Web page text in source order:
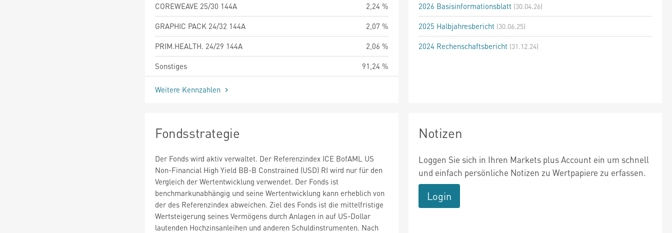
COREWEAVE 25/30 144A
2,24 %
GRAPHIC PACK 24/32 144A
2,07 %
PRIM.HEALTH. 24/29 144A
2,06 %
Sonstiges
91,24 %
Weitere Kennzahlen
2026 Basisinformationsblatt (30.04.26)
2025 Halbjahresbericht (30.06.25)
2024 Rechenschaftsbericht (31.12.24)
Fondsstrategie
Der Fonds wird aktiv verwaltet. Der Referenzindex ICE BofAML US
Non-Financial High Yield BB-B Constrained (USD) RI wird nur für den
Vergleich der Wertentwicklung verwendet. Der Fonds ist
benchmarkunabhängig und seine Wertentwicklung kann erheblich von
der des Referenzindex abweichen. Ziel des Fonds ist die mittelfristige
Wertsteigerung seines Vermögens durch Anlagen in auf US-Dollar
lautenden Hochzinsanleihen und anderen Schuldinstrumenten. Nach
Notizen
Loggen Sie sich in Ihren Markets plus Account ein um schnell
und einfach persönliche Notizen zu Wertpapiere zu erfassen.
Login